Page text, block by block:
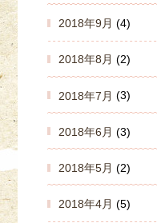
2018年9月 (4)
2018年8月 (2)
2018年7月 (3)
2018年6月 (3)
2018年5月 (2)
2018年4月 (5)